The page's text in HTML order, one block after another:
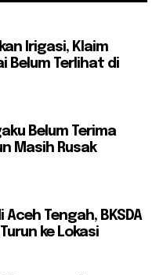
Irigasi, Klaim
Belum Terlihat di
Belum Terima
Masih Rusak
Tengah, BKSDA
ke Lokasi